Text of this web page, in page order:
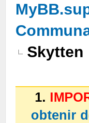
Skytten
1.
obtenir